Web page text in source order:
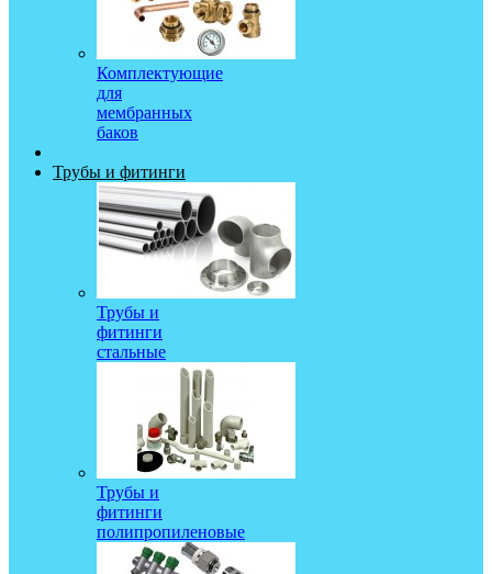
Комплектующие
для
мембранных
баков
Трубы и фитинги
Трубы и
фитинги
стальные
Трубы и
фитинги
полипропиленовые